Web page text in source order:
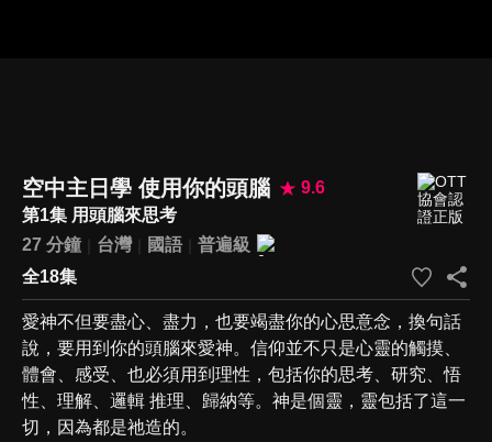
空中主日學 使用你的頭腦
9.6
第1集 用頭腦來思考
27 分鐘
台灣 國語
普遍級
全18集
愛神不但要盡心、盡力，也要竭盡你的心思意念，換句話
說，要用到你的頭腦來愛神。信仰並不只是心靈的觸摸、
體會、感受、也必須用到理性，包括你的思考、研究、悟
性、理解、邏輯 推理、歸納等。神是個靈，靈包括了這一
切，因為都是祂造的。